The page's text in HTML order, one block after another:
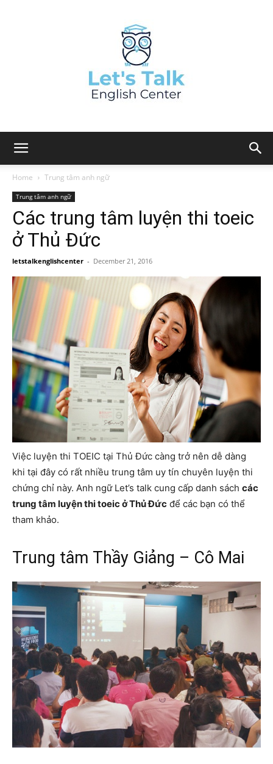
Home Trung tâm anh ngữ
Trung tâm anh ngữ
Các trung tâm luyện thi toeic
ở Thủ Đức
letstalkenglishcenter - December 21, 2016
Việc luyện thi TOEIC tại Thủ Đức càng trở nên dễ dàng
khi tại đây có rất nhiều trung tâm uy tín chuyên luyện thi
chứng chỉ này. Anh ngữ Let’s talk cung cấp danh sách các
trung tâm luyện thi toeic ở Thủ Đức để các bạn có thể
tham khảo.
Trung tâm Thầy Giảng – Cô Mai